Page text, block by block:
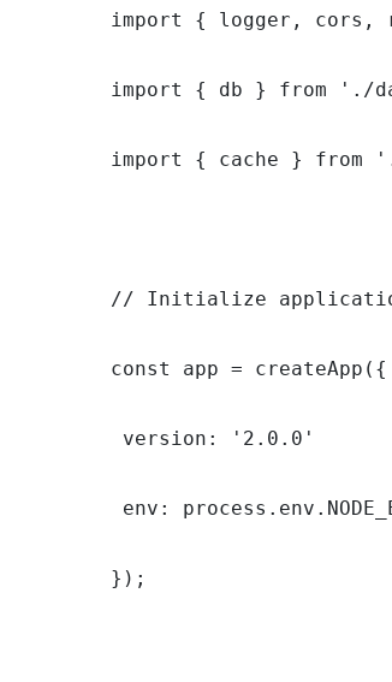
import { logger, cors,
import { db } from './
import { cache } from
// Initialize
const app = createApp({
version: '2.0.0'
env:
});